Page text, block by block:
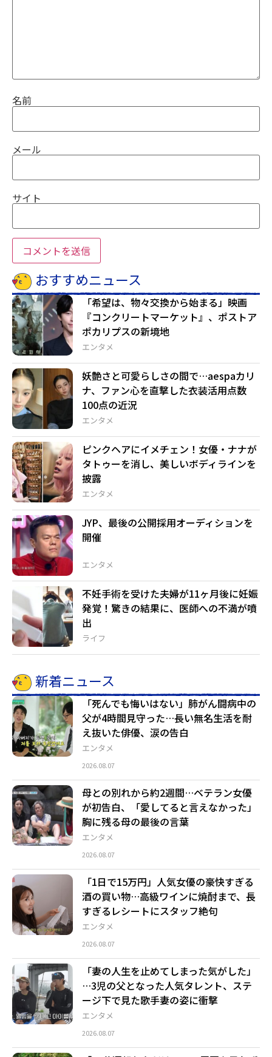
名前
メール
サイト
おすすめニュース
エンタメ
「希望は、物々交換から始まる」映画
『コンクリートマーケット』、ポストア
ポカリプスの新境地
エンタメ
妖艶さと可愛らしさの間で…aespaカリ
ナ、ファン心を直撃した衣装活用点数
100点の近況
エンタメ
ピンクヘアにイメチェン！女優・ナナが
タトゥーを消し、美しいボディラインを
披露
エンタメ
JYP、最後の公開採用オーディションを
開催
ライフ
不妊手術を受けた夫婦が11ヶ月後に妊娠
発覚！驚きの結果に、医師への不満が噴
出
新着ニュース
エンタメ
「死んでも悔いはない」肺がん闘病中の
父が4時間見守った…長い無名生活を耐
え抜いた俳優、涙の告白
2026.08.07
エンタメ
母との別れから約2週間…ベテラン女優
が初告白、「愛してると言えなかった」
胸に残る母の最後の言葉
2026.08.07
エンタメ
「1日で15万円」人気女優の豪快すぎる
酒の買い物…高級ワインに焼酎まで、長
すぎるレシートにスタッフ絶句
2026.08.07
エンタメ
「妻の人生を止めてしまった気がした」
…3児の父となった人気タレント、ステ
ージ下で見た歌手妻の姿に衝撃
2026.08.07